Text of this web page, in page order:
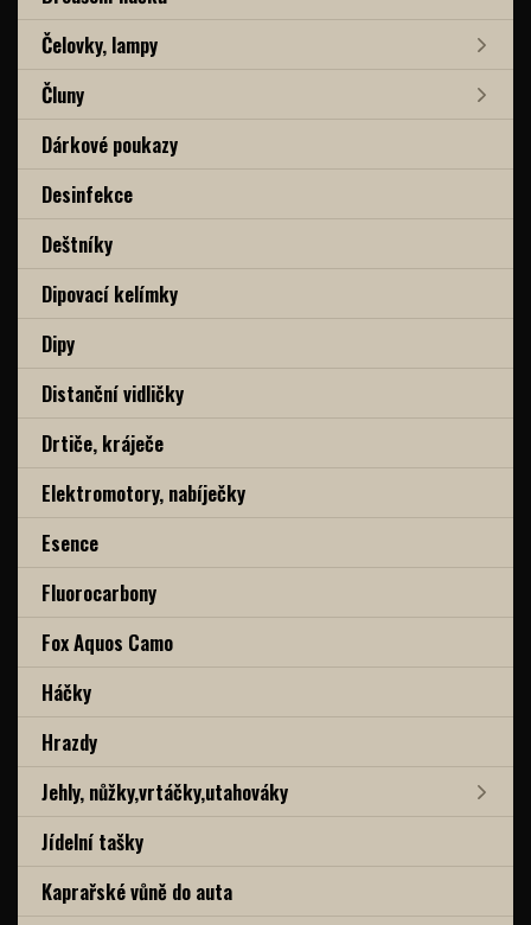
Čelovky, lampy
Čluny
Dárkové poukazy
Desinfekce
Deštníky
Dipovací kelímky
Dipy
Distanční vidličky
Drtiče, kráječe
Elektromotory, nabíječky
Esence
Fluorocarbony
Fox Aquos Camo
Háčky
Hrazdy
Jehly, nůžky,vrtáčky,utahováky
Jídelní tašky
Kaprařské vůně do auta